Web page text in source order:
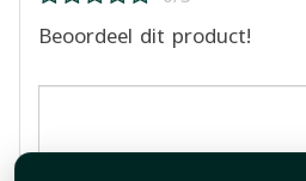
Beoordeel dit product!